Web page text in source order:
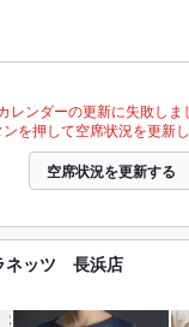
レンダーの更新に失敗しま
を押して空席状況を更新し
空席状況を更新する
ネッツ 長浜店